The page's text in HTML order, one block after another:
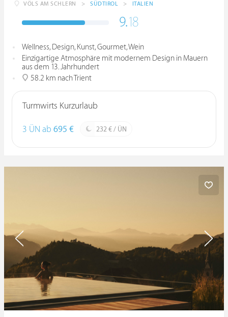
VÖLS AM SCHLERN > SÜDTIROL > ITALIEN
9.18
Wellness, Design, Kunst, Gourmet, Wein
Einzigartige Atmosphäre mit modernem Design in Mauern
aus dem 13. Jahrhundert
58.2 km nach Trient
Turmwirts Kurzurlaub
3 ÜN ab 695 € 232 € / ÜN